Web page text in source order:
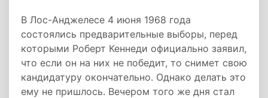
В Лос-Анджелесе 4 июня 1968 года
состоялись предварительные выборы, перед
которыми Роберт Кеннеди официально заявил,
что если он на них не победит, то снимет свою
кандидатуру окончательно. Однако делать это
ему не пришлось. Вечером того же дня стал